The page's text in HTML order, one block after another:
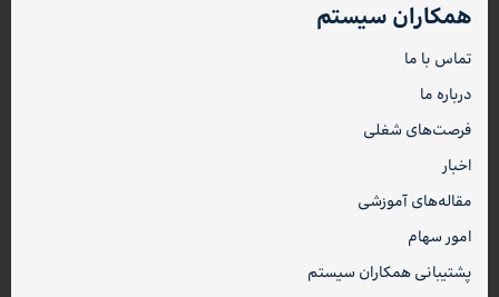
همکاران سیستم
تماس با ما
درباره ما
فرصت‌های شغلی
اخبار
مقاله‌های آموزشی
امور سهام
پشتیبانی همکاران سیستم